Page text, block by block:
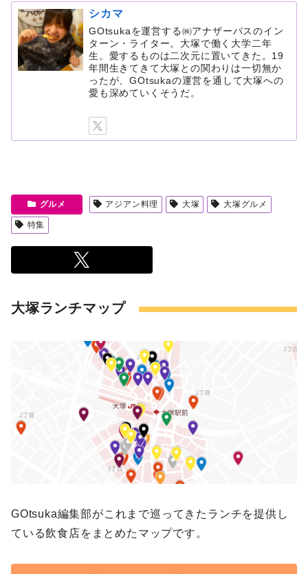
シカマ
GOtsukaを運営する㈱アナザーパスのイン
ターン・ライター。大塚で働く大学二年
生。愛するものは二次元に置いてきた。19
年間生きてきて大塚との関わりは一切無か
ったが、GOtsukaの運営を通して大塚への
愛も深めていくそうだ。
グルメ アジアン料理 大塚 大塚グルメ
特集
大塚ランチマップ
GOtsuka編集部がこれまで巡ってきたランチを提供し
ている飲食店をまとめたマップです。